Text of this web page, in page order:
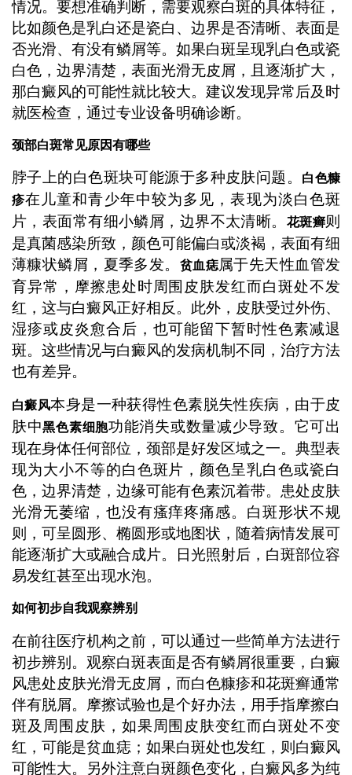
情况。要想准确判断，需要观察白斑的具体特征，
比如颜色是乳白还是瓷白、边界是否清晰、表面是
否光滑、有没有鳞屑等。如果白斑呈现乳白色或瓷
白色，边界清楚，表面光滑无皮屑，且逐渐扩大，
那白癜风的可能性就比较大。建议发现异常后及时
就医检查，通过专业设备明确诊断。
颈部白斑常见原因有哪些
脖子上的白色斑块可能源于多种皮肤问题。
白色糠
疹在儿童和青少年中较为多见，表现为淡白色斑
片，表面常有细小鳞屑，边界不太清晰。
花斑癣则
是真菌感染所致，颜色可能偏白或淡褐，表面有细
薄糠状鳞屑，夏季多发。
贫血痣属于先天性血管发
育异常，摩擦患处时周围皮肤发红而白斑处不发
红，这与白癜风正好相反。此外，皮肤受过外伤、
湿疹或皮炎愈合后，也可能留下暂时性色素减退
斑。这些情况与白癜风的发病机制不同，治疗方法
也有差异。
白癜风本身是一种获得性色素脱失性疾病，由于皮
肤中黑色素细胞功能消失或数量减少导致。它可出
现在身体任何部位，颈部是好发区域之一。典型表
现为大小不等的白色斑片，颜色呈乳白色或瓷白
色，边界清楚，边缘可能有色素沉着带。患处皮肤
光滑无萎缩，也没有瘙痒疼痛感。白斑形状不规
则，可呈圆形、椭圆形或地图状，随着病情发展可
能逐渐扩大或融合成片。日光照射后，白斑部位容
易发红甚至出现水泡。
如何初步自我观察辨别
在前往医疗机构之前，可以通过一些简单方法进行
初步辨别。观察白斑表面是否有鳞屑很重要，白癜
风患处皮肤光滑无皮屑，而白色糠疹和花斑癣通常
伴有脱屑。摩擦试验也是个好办法，用手指摩擦白
斑及周围皮肤，如果周围皮肤变红而白斑处不变
红，可能是贫血痣；如果白斑处也发红，则白癜风
可能性大。另外注意白斑颜色变化，白癜风多为纯